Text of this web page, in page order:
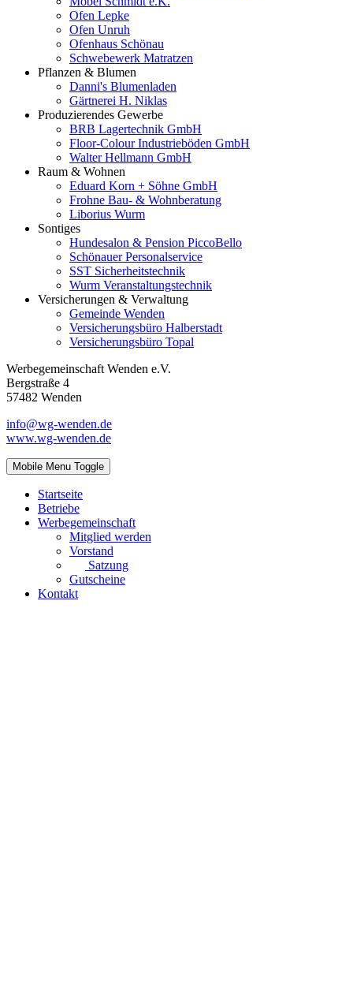
Ofen Lepke
Ofen Unruh
Ofenhaus Schönau
Schwebewerk Matratzen
Pflanzen & Blumen
Danni's Blumenladen
Gärtnerei H. Niklas
Produzierendes Gewerbe
BRB Lagertechnik GmbH
Floor-Colour Industrieböden GmbH
Walter Hellmann GmbH
Raum & Wohnen
Eduard Korn + Söhne GmbH
Frohne Bau- & Wohnberatung
Liborius Wurm
Sontiges
Hundesalon & Pension PiccoBello
Schönauer Personalservice
SST Sicherheitstechnik
Wurm Veranstaltungstechnik
Versicherungen & Verwaltung
Gemeinde Wenden
Versicherungsbüro Halberstadt
Versicherungsbüro Topal
Werbegemeinschaft Wenden e.V.
Bergstraße 4
57482 Wenden
info@wg-wenden.de
www.wg-wenden.de
Mobile Menu Toggle
Startseite
Betriebe
Werbegemeinschaft
Mitglied werden
Vorstand
Satzung
Gutscheine
Kontakt